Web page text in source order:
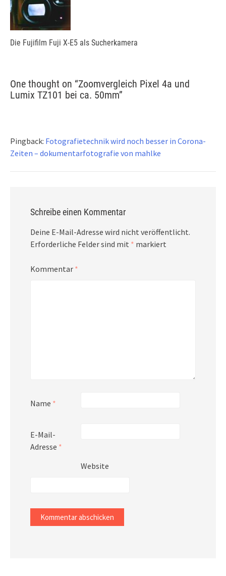
Die Fujifilm Fuji X-E5 als Sucherkamera
One thought on “Zoomvergleich Pixel 4a und
Lumix TZ101 bei ca. 50mm”
Pingback: Fotografietechnik wird noch besser in Corona-
Zeiten – dokumentarfotografie von mahlke
Schreibe einen Kommentar
Deine E-Mail-Adresse wird nicht veröffentlicht.
Erforderliche Felder sind mit * markiert
Kommentar *
Name *
E-Mail-
Adresse *
Website